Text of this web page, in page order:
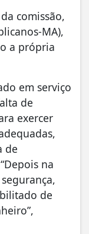
comissão,
MA),
a própria
em serviço
de
exercer
de
na
de